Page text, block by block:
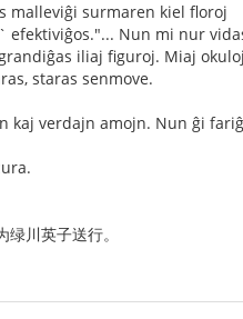
malleviĝi surmaren kiel floroj
efektiviĝos."... Nun mi nur
iliaj figuroj. Miaj okuloj
staras senmove.
kaj verdajn amojn. Nun ĝi
川英子送行。